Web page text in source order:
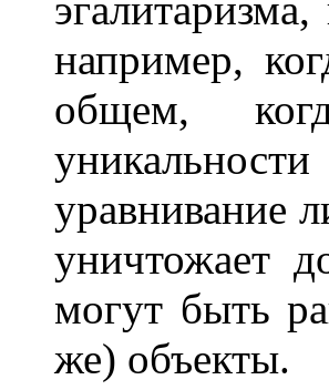
например,
общем,
уравнивание
уничтожает
могут быть
же) объекты.